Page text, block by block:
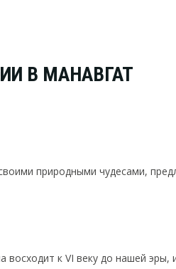
В МАНАВГАТ
природными чудесами,
к VI веку до нашей